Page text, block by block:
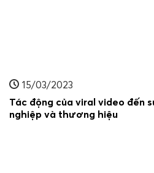
15/03/2023
Tác động của viral video đến
nghiệp và thương hiệu